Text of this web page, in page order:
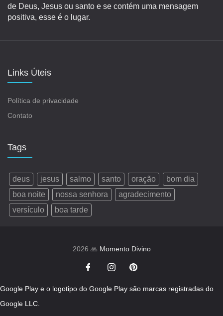
de Deus, Jesus ou santo e se contém uma mensagem
positiva, esse é o lugar.
Links Úteis
Política de privacidade
Contato
Tags
deus jesus salmo santo oração
bom dia
boa noite
nossa senhora
agradecimento
versículo
boa tarde
2026 🙏 Momento Divino
Google Play e o logotipo do Google Play são marcas registradas do
Google LLC.